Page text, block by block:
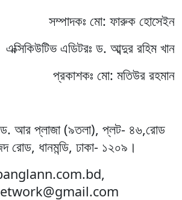
সম্পাদকঃ মো: ফারুক হোসেইন
এক্সিকিউটিভ এডিটরঃ ড. আব্দুর রহিম খান
প্রকাশকঃ মো: মতিউর রহমান
আর প্লাজা (৯তলা), প্লট- ৪৬,রোড
রোড, ধানমন্ডি, ঢাকা- ১২০৯।